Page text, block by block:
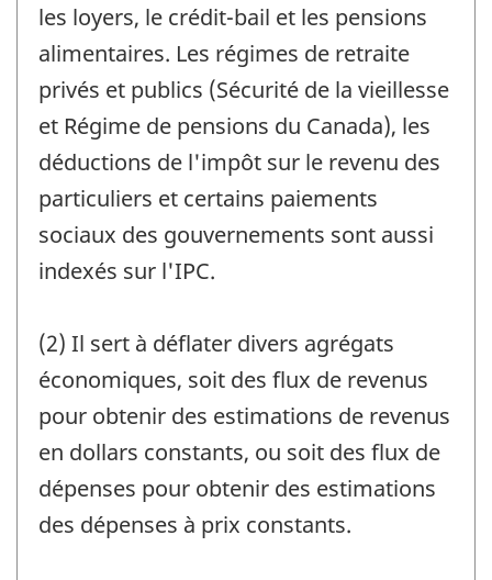
les loyers, le crédit-bail et les pensions
alimentaires. Les régimes de retraite
privés et publics (Sécurité de la vieillesse
et Régime de pensions du Canada), les
déductions de l'impôt sur le revenu des
particuliers et certains paiements
sociaux des gouvernements sont aussi
indexés sur l'IPC.
(2) Il sert à déflater divers agrégats
économiques, soit des flux de revenus
pour obtenir des estimations de revenus
en dollars constants, ou soit des flux de
dépenses pour obtenir des estimations
des dépenses à prix constants.